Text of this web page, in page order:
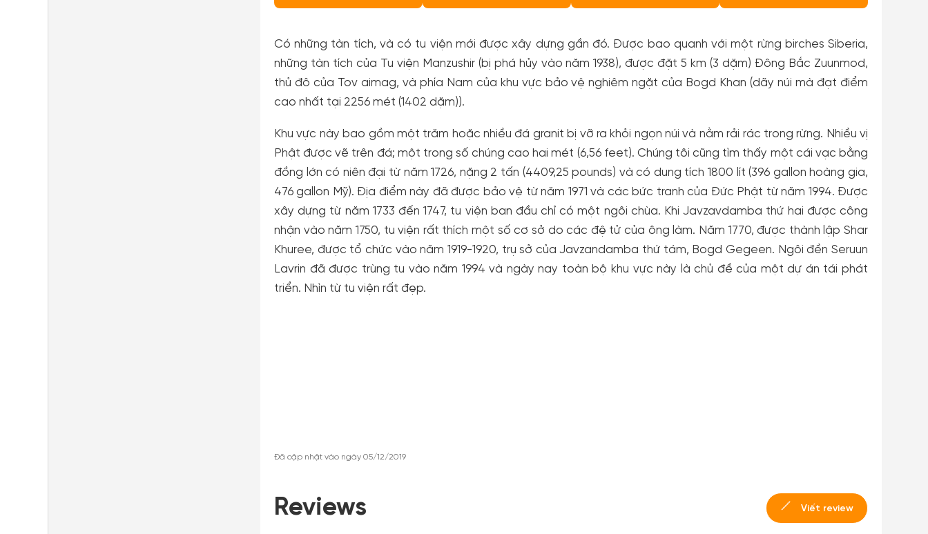
Có những tàn tích, và có tu viện mới được xây dựng gần đó. Được bao quanh với một rừng birches Siberia,
những tàn tích của Tu viện Manzushir (bị phá hủy vào năm 1938), được đặt 5 km (3 dặm) Đông Bắc Zuunmod,
thủ đô của Tov aimag, và phía Nam của khu vực bảo vệ nghiêm ngặt của Bogd Khan (dãy núi mà đạt điểm
cao nhất tại 2256 mét (1402 dặm)).
Khu vực này bao gồm một trăm hoặc nhiều đá granit bị vỡ ra khỏi ngọn núi và nằm rải rác trong rừng. Nhiều vị
Phật được vẽ trên đá; một trong số chúng cao hai mét (6,56 feet). Chúng tôi cũng tìm thấy một cái vạc bằng
đồng lớn có niên đại từ năm 1726, nặng 2 tấn (4409,25 pounds) và có dung tích 1800 lít (396 gallon hoàng gia,
476 gallon Mỹ). Địa điểm này đã được bảo vệ từ năm 1971 và các bức tranh của Đức Phật từ năm 1994. Được
xây dựng từ năm 1733 đến 1747, tu viện ban đầu chỉ có một ngôi chùa. Khi Javzavdamba thứ hai được công
nhận vào năm 1750, tu viện rất thích một số cơ sở do các đệ tử của ông làm. Năm 1770, được thành lập Shar
Khuree, được tổ chức vào năm 1919-1920, trụ sở của Javzandamba thứ tám, Bogd Gegeen. Ngôi đền Seruun
Lavrin đã được trùng tu vào năm 1994 và ngày nay toàn bộ khu vực này là chủ đề của một dự án tái phát
triển. Nhìn từ tu viện rất đẹp.
Đã cập nhật vào ngày 05/12/2019
Reviews Viết review